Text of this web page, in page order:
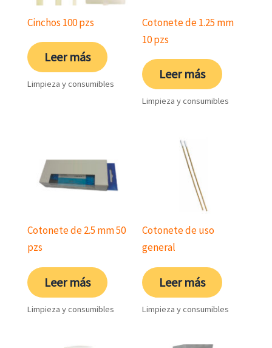
Cinchos 100 pzs
Leer más
Limpieza y consumibles
Cotonete de 1.25 mm
10 pzs
Leer más
Limpieza y consumibles
Cotonete de 2.5 mm 50
pzs
Leer más
Limpieza y consumibles
Cotonete de uso
general
Leer más
Limpieza y consumibles